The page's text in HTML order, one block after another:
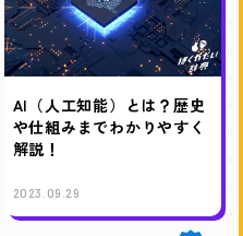
AI（人工知能）とは？歴史
や仕組みまでわかりやすく
解説！
2023.09.29